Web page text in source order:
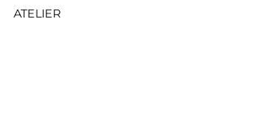
ATELIER